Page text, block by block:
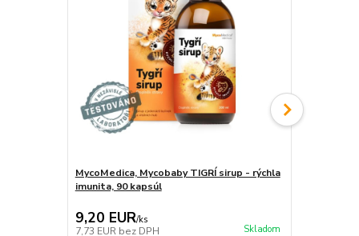
MycoMedica, Mycobaby TIGRÍ sirup - rýchla
imunita, 90 kapsúl
9,20 EUR/ks
7,73 EUR bez DPH Skladom